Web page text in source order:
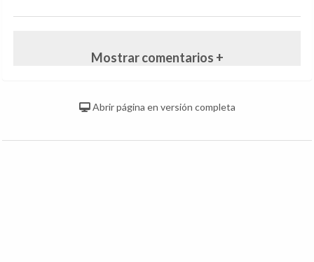
Mostrar comentarios +
Abrir página en versión completa